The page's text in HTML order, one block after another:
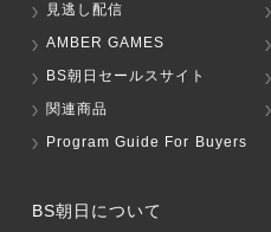
見逃し配信
AMBER GAMES
BS朝日セールスサイト
関連商品
Program Guide For Buyers
BS朝日について